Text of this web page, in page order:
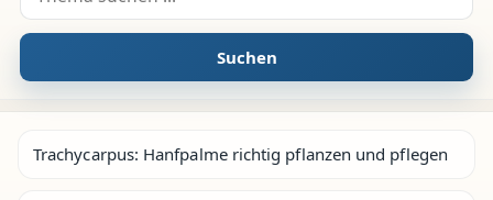
Suchen
Trachycarpus: Hanfpalme richtig pflanzen und pflegen